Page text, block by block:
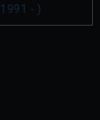
1991 - )